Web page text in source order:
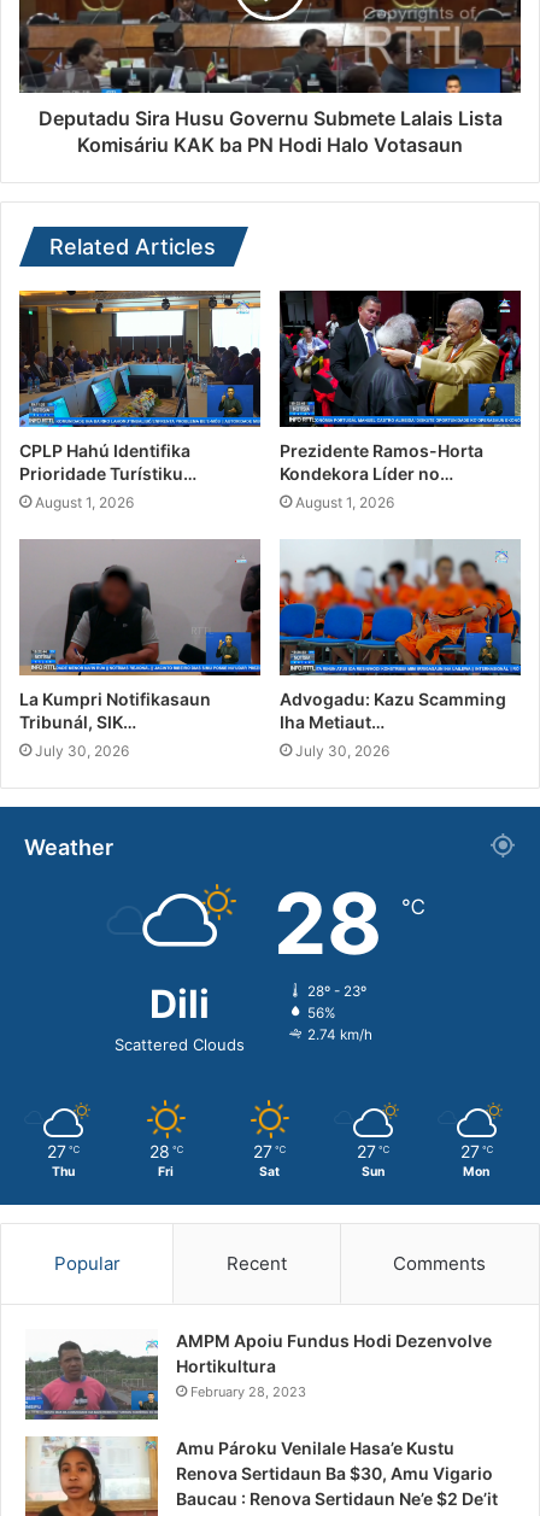
Deputadu Sira Husu Governu Submete Lalais Lista
Komisáriu KAK ba PN Hodi Halo Votasaun
Related Articles
CPLP Hahú Identifika
Prioridade Turístiku…
August 1, 2026
Prezidente Ramos-Horta
Kondekora Líder no…
August 1, 2026
La Kumpri Notifikasaun
Tribunál, SIK…
July 30, 2026
Advogadu: Kazu Scamming
Iha Metiaut…
July 30, 2026
Weather
Dili
Scattered Clouds
28 ℃
28º - 23º
56%
2.74 km/h
27 ℃
Thu
28 ℃
Fri
27 ℃
Sat
27 ℃
Sun
27 ℃
Mon
Popular Recent Comments
AMPM Apoiu Fundus Hodi Dezenvolve
Hortikultura
February 28, 2023
Amu Pároku Venilale Hasa’e Kustu
Renova Sertidaun Ba $30, Amu Vigario
Baucau : Renova Sertidaun Ne’e $2 De’it